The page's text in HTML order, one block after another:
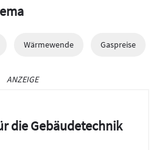
Wärmewende Gaspreise
ANZEIGE
die Gebäudetechnik